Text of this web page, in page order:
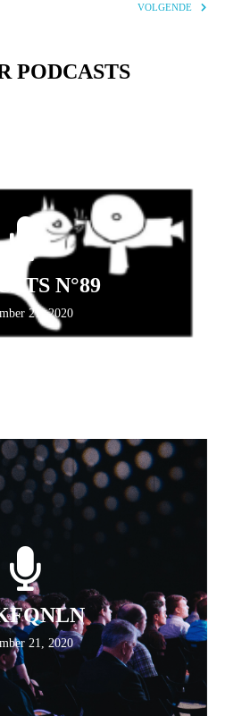
VOLGENDE
PODCASTS
N°89
21, 2020
21, 2020